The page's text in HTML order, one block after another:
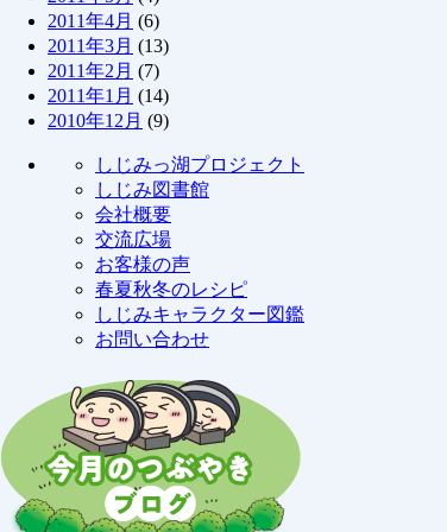
2011年4月 (6)
2011年3月 (13)
2011年2月 (7)
2011年1月 (14)
2010年12月 (9)
しじみっ湖プロジェクト
しじみ図書館
会社概要
交流広場
お客様の声
春夏秋冬のレシピ
しじみキャラクター図鑑
お問い合わせ